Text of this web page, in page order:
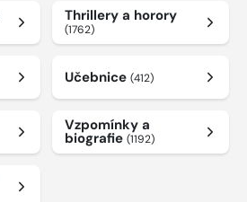
Thrillery a horory
(1762)
Učebnice (412)
Vzpomínky a
biografie (1192)